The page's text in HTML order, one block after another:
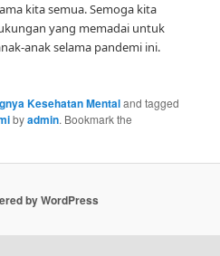
kita semua. Semoga kita
yang memadai untuk
anak selama pandemi ini.
Kesehatan Mentaland tagged
byadmin. Bookmark the
by WordPress